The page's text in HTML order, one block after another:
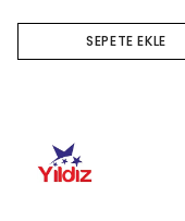
SEPETE EKLE